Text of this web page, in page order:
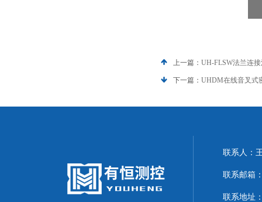
上一篇： UH-FLSW法兰连
下一篇： UHDM在线音叉式
联系人：
联系邮箱
联系地址